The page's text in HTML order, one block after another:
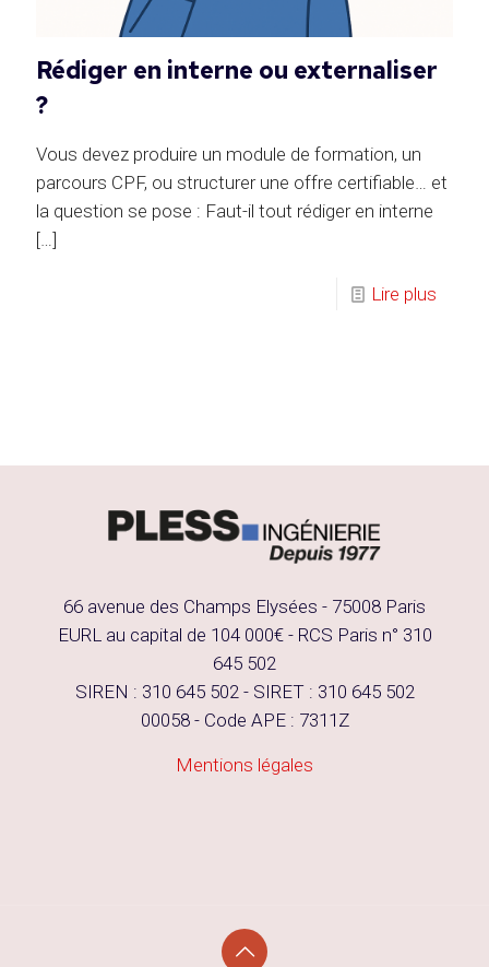
Rédiger en interne ou externaliser
?
Vous devez produire un module de formation, un
parcours CPF, ou structurer une offre certifiable… et
la question se pose : Faut-il tout rédiger en interne
[…]
Lire plus
66 avenue des Champs Elysées - 75008 Paris
EURL au capital de 104 000€ - RCS Paris n° 310
645 502
SIREN : 310 645 502 - SIRET : 310 645 502
00058 - Code APE : 7311Z
Mentions légales